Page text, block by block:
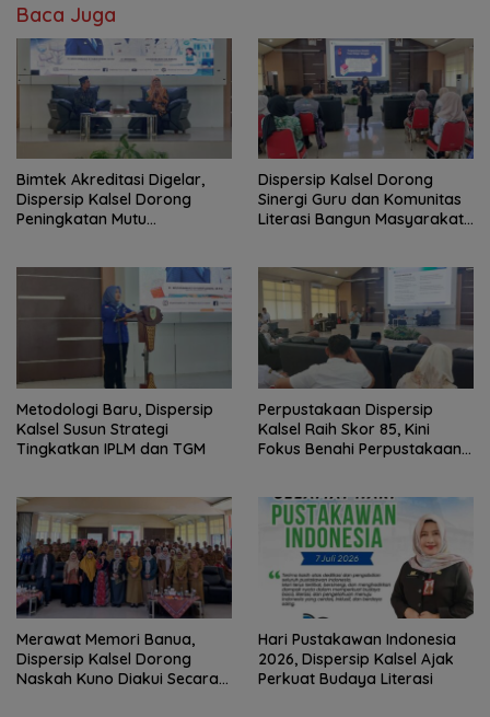
Baca Juga
Bimtek Akreditasi Digelar,
Dispersip Kalsel Dorong
Peningkatan Mutu
Dispersip Kalsel Dorong
Sinergi Guru dan Komunitas
Literasi Bangun Masyarakat
Metodologi Baru, Dispersip
Kalsel Susun Strategi
Tingkatkan IPLM dan TGM
Perpustakaan Dispersip
Kalsel Raih Skor 85, Kini
Fokus Benahi Perpustakaan
Merawat Memori Banua,
Dispersip Kalsel Dorong
Naskah Kuno Diakui Secara
Hari Pustakawan Indonesia
2026, Dispersip Kalsel Ajak
Perkuat Budaya Literasi